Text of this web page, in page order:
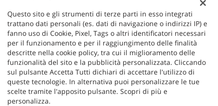
Usato, 11/2003
170 KW/231 CV
Benzina
Cambio Manuale (6)
1.308 Cm³
53.000 Km
Rosso Metallizzato
4 Porte
ABS, Airbag, Airbag laterali, Airbag Passeggero, Alzacristalli
elettrici, Antifurto, Autoradio, Autoradio digitale,
Boardcomputer, Bracciolo, Cerchi in lega, Chiusura
Questo sito e gli strumenti di terze parti in esso integrati
trattano dati personali (es. dati di navigazione o indirizzi IP) e
fanno uso di Cookie, Pixel, Tags o altri identificatori necessari
per il funzionamento e per il raggiungimento delle finalità
descritte nella cookie policy, tra cui il miglioramento delle
funzionalità del sito e la pubblicità personalizzata. Cliccando
sul pulsante Accetta Tutti dichiari di accettare l'utilizzo di
queste tecnologie. In alternativa puoi personalizzare le tue
scelte tramite l'apposito pulsante. Scopri di più e
personalizza.